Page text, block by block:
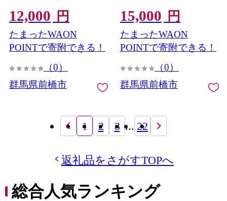
き焼き 牛丼 炒め物 ブラン
ド牛 上州牛 使いやすい 便
利 長期保存 冷凍 ストック
群馬県 前橋市
12,000 円
たまったWAON
POINTで寄附できる！
（0）
群馬県前橋市
き焼き 牛丼 炒め物 ブラン
ド牛 上州牛 使いやすい 便
利 長期保存 冷凍 ストック
群馬県 前橋市
15,000 円
たまったWAON
POINTで寄附できる！
（0）
群馬県前橋市
1 2 3 ... 22
返礼品をさがすTOPへ
総合人気ランキング